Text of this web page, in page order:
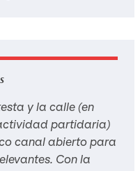
y la calle (en
partidaria)
canal abierto para
Con la